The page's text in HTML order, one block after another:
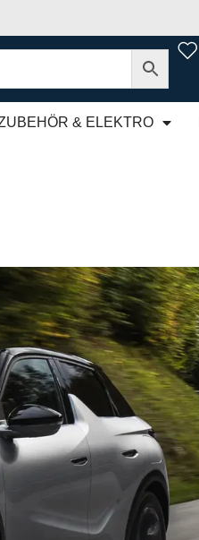
& ELEKTRO